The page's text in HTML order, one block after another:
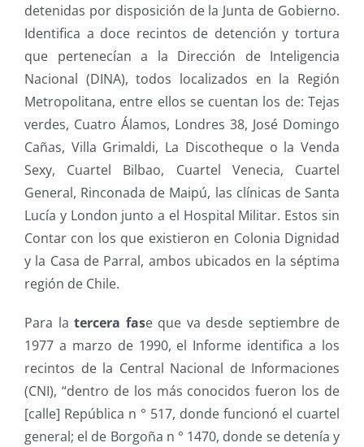
detenidas por disposición de la Junta de Gobierno.
Identifica a doce recintos de detención y tortura
que pertenecían a la Dirección de Inteligencia
Nacional (DINA), todos localizados en la Región
Metropolitana, entre ellos se cuentan los de: Tejas
verdes, Cuatro Álamos, Londres 38, José Domingo
Cañas, Villa Grimaldi, La Discotheque o la Venda
Sexy, Cuartel Bilbao, Cuartel Venecia, Cuartel
General, Rinconada de Maipú, las clínicas de Santa
Lucía y London junto a el Hospital Militar. Estos sin
Contar con los que existieron en Colonia Dignidad
y la Casa de Parral, ambos ubicados en la séptima
región de Chile.
Para la tercera fase que va desde septiembre de
1977 a marzo de 1990, el Informe identifica a los
recintos de la Central Nacional de Informaciones
(CNI), “dentro de los más conocidos fueron los de
[calle] República n ° 517, donde funcionó el cuartel
general; el de Borgoña n ° 1470, donde se detenía y